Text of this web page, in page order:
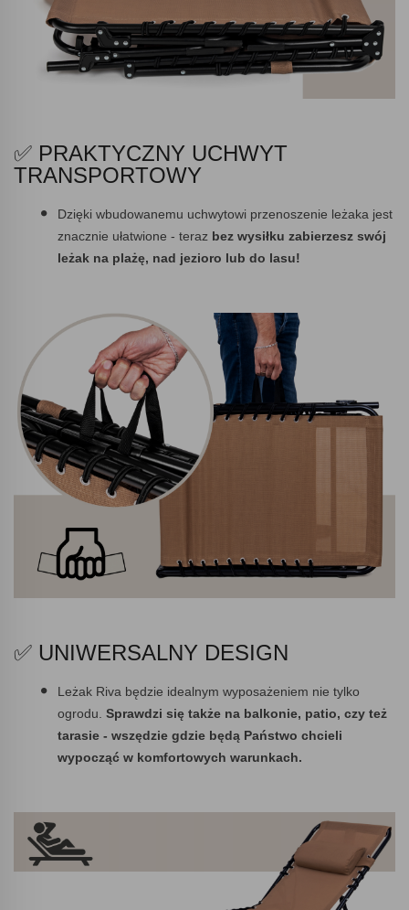
✅ PRAKTYCZNY UCHWYT
TRANSPORTOWY
Dzięki wbudowanemu uchwytowi przenoszenie leżaka jest
znacznie ułatwione - teraz bez wysiłku zabierzesz swój
leżak na plażę, nad jezioro lub do lasu!
✅ UNIWERSALNY DESIGN
Leżak Riva będzie idealnym wyposażeniem nie tylko
ogrodu. Sprawdzi się także na balkonie, patio, czy też
tarasie - wszędzie gdzie będą Państwo chcieli
wypocząć w komfortowych warunkach.